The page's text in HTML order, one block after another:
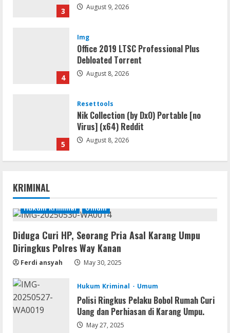
3 August 9, 2026
4
Img
Office 2019 LTSC Professional Plus
Debloated Tоrrеnt
August 8, 2026
5
Resettools
Nik Collection (by DxO) Portable [no
Virus] (x64) Reddit
August 8, 2026
1
Tersangka Ayah Tiri Diamankan
August 9, 2026
Coop
Uncharted: Legacy of Thieves
Collection Compressed Repack 2026
Resettools
Display Changer X Portable + Crack
[Final] (x64) Final FileCR
KRIMINAL
Hukum Kriminal Umum
Diduga Curi HP, Seorang Pria Asal Karang Umpu
Diringkus Polres Way Kanan
Ferdi ansyah May 30, 2025
Hukum Kriminal Umum
Polisi Ringkus Pelaku Bobol Rumah Curi
Uang dan Perhiasan di Karang Umpu.
May 27, 2025